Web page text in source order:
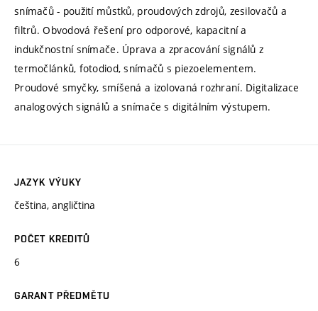
snímačů - použití můstků, proudových zdrojů, zesilovačů a
filtrů. Obvodová řešení pro odporové, kapacitní a
indukčnostní snímače. Úprava a zpracování signálů z
termočlánků, fotodiod, snímačů s piezoelementem.
Proudové smyčky, smíšená a izolovaná rozhraní. Digitalizace
analogových signálů a snímače s digitálním výstupem.
JAZYK VÝUKY
čeština, angličtina
POČET KREDITŮ
6
GARANT PŘEDMĚTU